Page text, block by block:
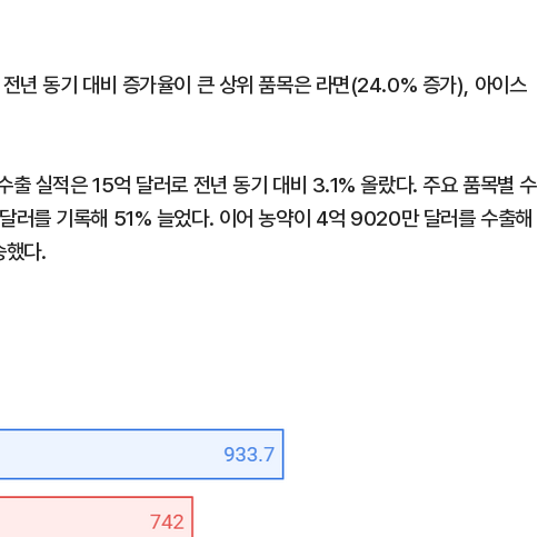
년 동기 대비 증가율이 큰 상위 품목은 라면(24.0% 증가), 아이스
실적은 15억 달러로 전년 동기 대비 3.1% 올랐다. 주요 품목별 수
러를 기록해 51% 늘었다. 이어 농약이 4억 9020만 달러를 수출해
다.